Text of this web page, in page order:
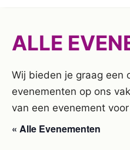
ALLE
Wij bieden je graag een
evenementen op ons
van een evenement
« Alle Evenementen